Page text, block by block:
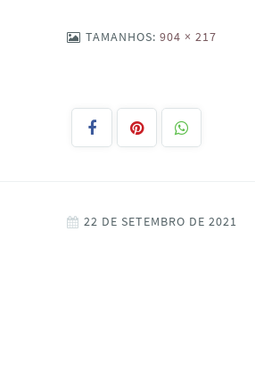
TAMANHOS:904 × 217
22 DE SETEMBRO DE 2021